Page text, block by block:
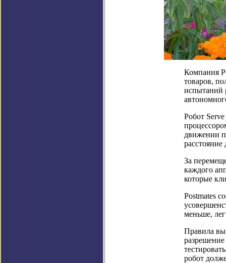
Компания
товаров,
испытаний
Робот
движении
За
каждого
которые
Postmates
меньше,
Правила
робот